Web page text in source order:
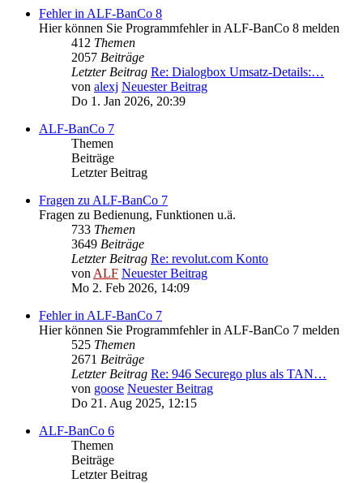
Fehler in ALF-BanCo 8
Hier können Sie Programmfehler in ALF-BanCo 8 melden
412 Themen
2057 Beiträge
Letzter Beitrag Re: Dialogbox Umsatz-Details:…
von alexj Neuester Beitrag
Do 1. Jan 2026, 20:39
ALF-BanCo 7
Themen
Beiträge
Letzter Beitrag
Fragen zu ALF-BanCo 7
Fragen zu Bedienung, Funktionen u.ä.
733 Themen
3649 Beiträge
Letzter Beitrag Re: revolut.com Konto
vonALF Neuester Beitrag
Mo 2. Feb 2026, 14:09
Fehler in ALF-BanCo 7
Hier können Sie Programmfehler in ALF-BanCo 7 melden
525 Themen
2671 Beiträge
Letzter Beitrag Re: 946 Securego plus als TAN…
von goose Neuester Beitrag
Do 21. Aug 2025, 12:15
ALF-BanCo 6
Themen
Beiträge
Letzter Beitrag